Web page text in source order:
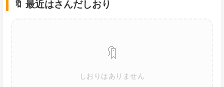
🔖 最近はさんだしおり
🔖
しおりはありません